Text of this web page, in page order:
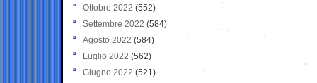
Ottobre 2022 (552)
Settembre 2022 (584)
Agosto 2022 (584)
Luglio 2022 (562)
Giugno 2022 (521)